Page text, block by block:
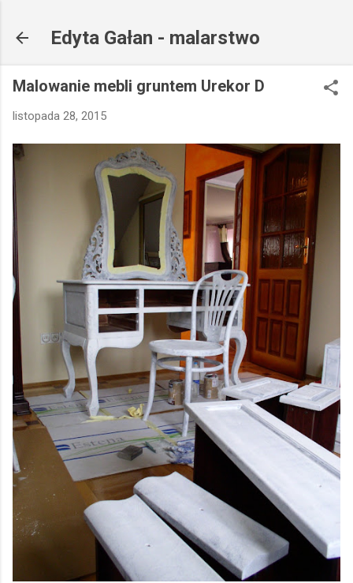
Edyta Gałan - malarstwo
Malowanie mebli gruntem Urekor D
listopada 28, 2015